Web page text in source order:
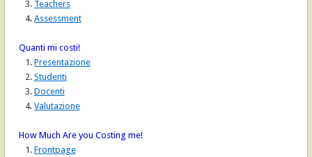
3. Teachers
4. Assessment
Quanti mi costi!
1. Presentazione
2. Studenti
3. Docenti
4. Valutazione
How Much Are you Costing me!
1. Frontpage